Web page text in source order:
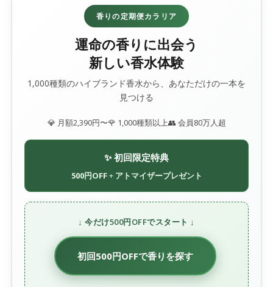
香りの定期便カラリア
運命の香りに出会う
新しい香水体験
1,000種類のハイブランド香水から、あなただけの一本を
見つける
💎 月額2,390円〜🌹 1,000種類以上👥 会員80万人超
✨ 初回限定特典
500円OFF+ アトマイザープレゼント
↓ 今だけ500円OFFでスタート ↓
初回500円OFFで香りを探す